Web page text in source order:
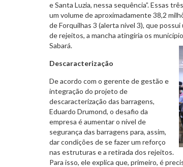
e Santa Luzia, nessa sequência”. Essas
um volume de aproximadamente 38,2
de Forquilhas 3 (alerta nível 3), que
de rejeitos, a mancha atingiria os
Sabará.
Descaracterização
De acordo com o gerente de gestão e
integração do projeto de
descaracterização das barragens,
Eduardo Drumond, o desafio da
empresa é aumentar o nível de
segurança das barragens para, assim,
dar condições de se fazer um reforço
nas estruturas e a retirada dos rejeitos.
Para isso, ele explica que, primeiro, é